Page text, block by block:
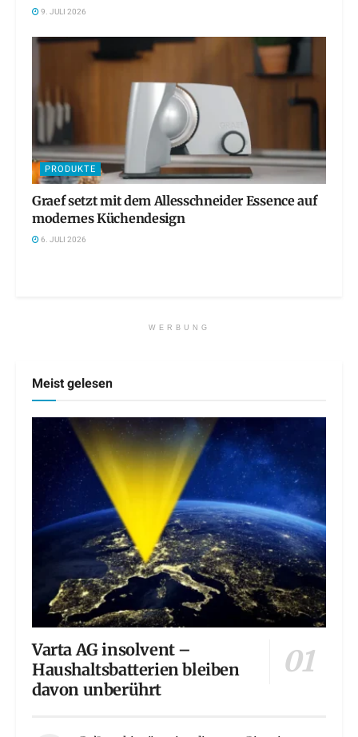
9. JULI 2026
PRODUKTE
Graef setzt mit dem Allesschneider Essence auf
modernes Küchendesign
6. JULI 2026
WERBUNG
Meist gelesen
Varta AG insolvent –
Haushaltsbatterien bleiben
davon unberührt